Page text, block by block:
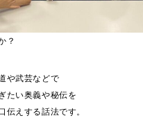
？
や武芸などで
たい奥義や秘伝を
伝えする話法です。